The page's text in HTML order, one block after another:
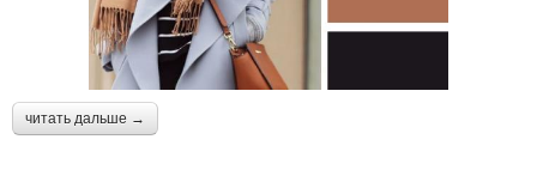
читать дальше →